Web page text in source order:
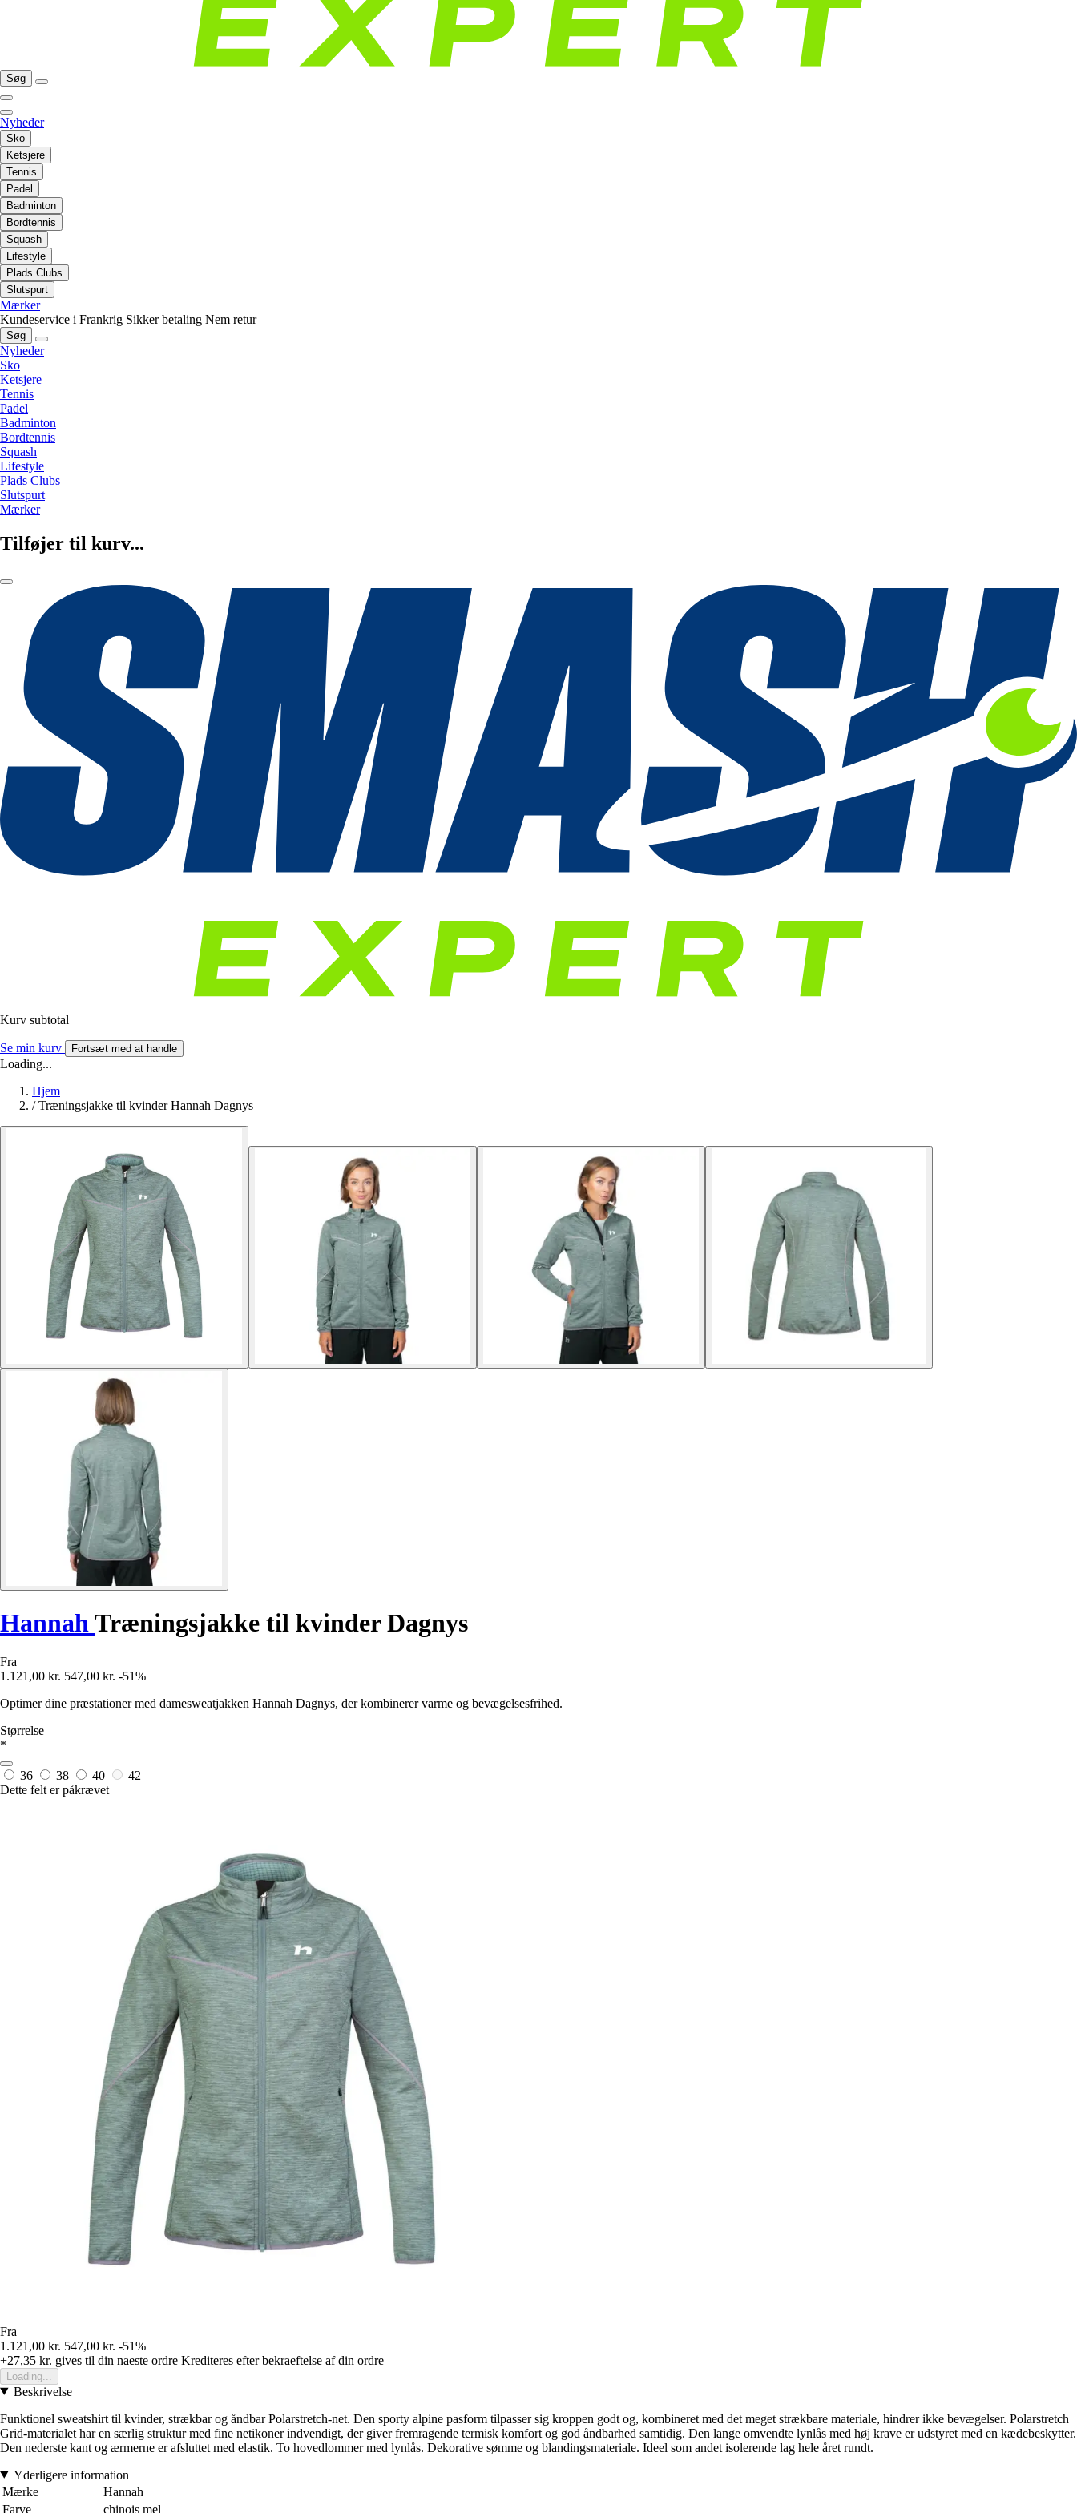
Søg
Nyheder
Sko
Ketsjere
Tennis
Padel
Badminton
Bordtennis
Squash
Lifestyle
Plads Clubs
Slutspurt
Mærker
Kundeservice i Frankrig Sikker betaling Nem retur
Søg
Nyheder
Sko
Ketsjere
Tennis
Padel
Badminton
Bordtennis
Squash
Lifestyle
Plads Clubs
Slutspurt
Mærker
Tilføjer til kurv...
Kurv subtotal
Se min kurv Fortsæt med at handle
Loading...
Hjem
/ Træningsjakke til kvinder Hannah Dagnys
Hannah Træningsjakke til kvinder Dagnys
Fra
1.121,00 kr. 547,00 kr. -51%
Optimer dine præstationer med damesweatjakken Hannah Dagnys, der kombinerer varme og bevægelsesfrihed.
Størrelse
*
36 38 40
42
Dette felt er påkrævet
Fra
1.121,00 kr. 547,00 kr. -51%
+27,35 kr. gives til din naeste ordre Krediteres efter bekraeftelse af din ordre
Loading...
Beskrivelse
Funktionel sweatshirt til kvinder, strækbar og åndbar Polarstretch-net. Den sporty alpine pasform tilpasser sig kroppen godt og, kombineret med det meget strækbare materiale, hindrer ikke bevægelser. Polarstretch
Grid-materialet har en særlig struktur med fine netikoner indvendigt, der giver fremragende termisk komfort og god åndbarhed samtidig. Den lange omvendte lynlås med høj krave er udstyret med en kædebeskytter.
Den nederste kant og ærmerne er afsluttet med elastik. To hovedlommer med lynlås. Dekorative sømme og blandingsmateriale. Ideel som andet isolerende lag hele året rundt.
Yderligere information
Mærke
Hannah
Farve
chinois mel